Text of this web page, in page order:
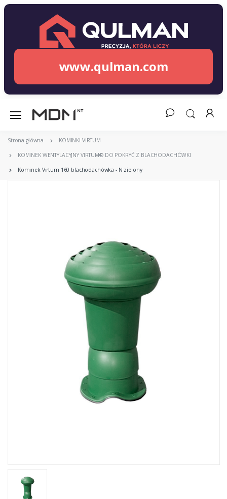
www.qulman.com
Strona główna KOMINKI VIRTUM
KOMINEK WENTYLACYJNY VIRTUM® DO POKRYĆ Z BLACHODACHÓWKI
Kominek Virtum 160 blachodachówka - N zielony